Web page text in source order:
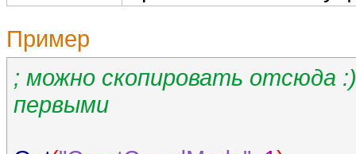
Пример
; можно скопировать отсюда
первыми